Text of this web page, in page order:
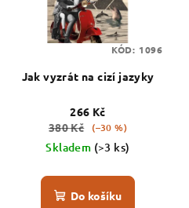
Jak vyzrát na cizí jazyky
266 Kč
380 Kč
(–30 %)
Skladem (>3 ks)
Do košíku
KÓD: 1096